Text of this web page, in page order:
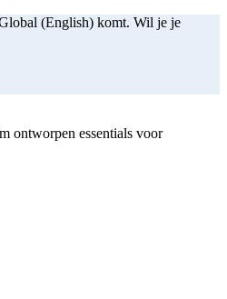
(English) komt. Wil je je
ontworpen essentials voor